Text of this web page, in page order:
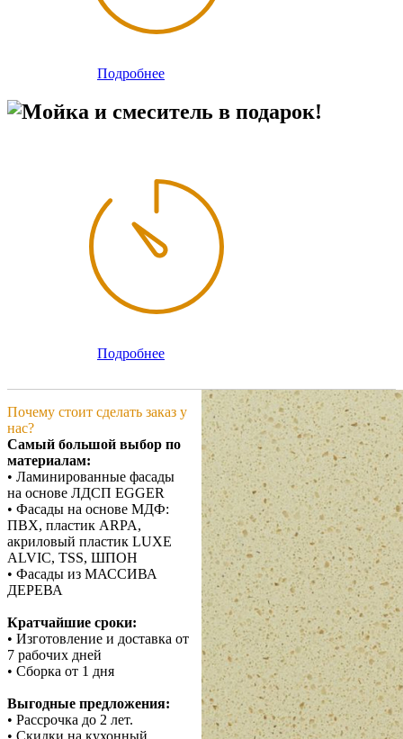
Подробнее
Мойка и смеситель в подарок!
Подробнее
Почему стоит сделать заказ у
нас?
Самый большой выбор по
материалам:
• Ламинированные фасады
на основе ЛДСП EGGER
• Фасады на основе МДФ:
ПВХ, пластик ARPA,
акриловый пластик LUXE
ALVIC, TSS, ШПОН
• Фасады из МАССИВА
ДЕРЕВА
Кратчайшие сроки:
• Изготовление и доставка от
7 рабочих дней
• Сборка от 1 дня
Выгодные предложения:
• Рассрочка до 2 лет.
• Скидки на кухонный